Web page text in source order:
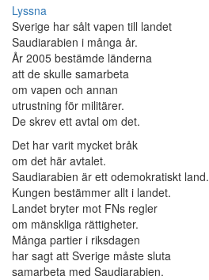
Lyssna
Sverige har sålt vapen till landet
Saudiarabien i många år.
År 2005 bestämde länderna
att de skulle samarbeta
om vapen och annan
utrustning för militärer.
De skrev ett avtal om det.
Det har varit mycket bråk
om det här avtalet.
Saudiarabien är ett odemokratiskt land.
Kungen bestämmer allt i landet.
Landet bryter mot FNs regler
om mänskliga rättigheter.
Många partier i riksdagen
har sagt att Sverige måste sluta
samarbeta med Saudiarabien.